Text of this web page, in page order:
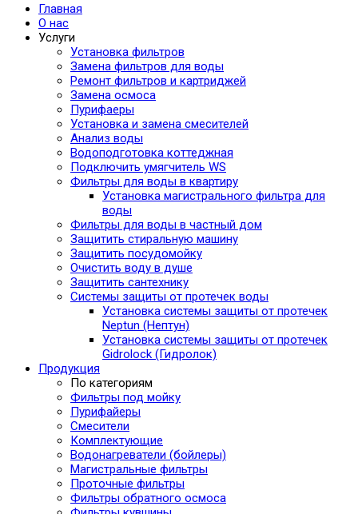
Главная
О нас
Услуги
Установка фильтров
Замена фильтров для воды
Ремонт фильтров и картриджей
Замена осмоса
Пурифаеры
Установка и замена смесителей
Анализ воды
Водоподготовка коттеджная
Подключить умягчитель WS
Фильтры для воды в квартиру
Установка магистрального фильтра для
воды
Фильтры для воды в частный дом
Защитить стиральную машину
Защитить посудомойку
Очистить воду в душе
Защитить сантехнику
Системы защиты от протечек воды
Установка системы защиты от протечек
Neptun (Нептун)
Установка системы защиты от протечек
Gidrolock (Гидролок)
Продукция
По категориям
Фильтры под мойку
Пурифайеры
Смесители
Комплектующие
Водонагреватели (бойлеры)
Магистральные фильтры
Проточные фильтры
Фильтры обратного осмоса